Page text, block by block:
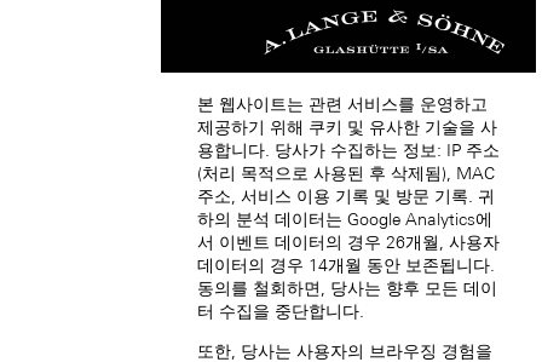
Singapore (EN)
新加坡 (ZH-HANS)
본 웹사이트는 관련 서비스를 운영하고
제공하기 위해 쿠키 및 유사한 기술을 사
용합니다. 당사가 수집하는 정보: IP 주소
(처리 목적으로 사용된 후 삭제됨), MAC
주소, 서비스 이용 기록 및 방문 기록. 귀
하의 분석 데이터는 Google Analytics에
서 이벤트 데이터의 경우 26개월, 사용자
데이터의 경우 14개월 동안 보존됩니다.
동의를 철회하면, 당사는 향후 모든 데이
터 수집을 중단합니다.
또한, 당사는 사용자의 브라우징 경험을